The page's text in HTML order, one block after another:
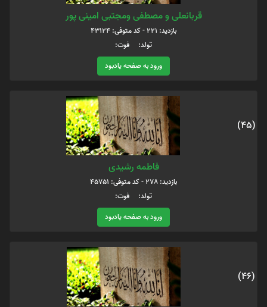
قربانعلی و مصطفی ومجتبی امینی پور
بازدید: 221 - کد متوفی: 43124
تولد: فوت:
ورود به صفحه یادبود
(45)
فاطمه رشیدی
بازدید: 278 - کد متوفی: 45751
تولد: فوت:
ورود به صفحه یادبود
(46)